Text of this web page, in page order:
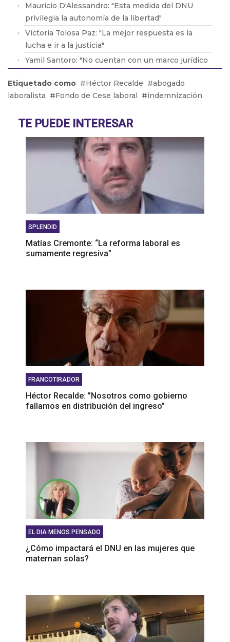
Mauricio D'Alessandro: "Esta medida del DNU
privilegia la autonomía de la libertad"
Victoria Tolosa Paz: "La mejor respuesta es la
lucha e ir a la justicia"
Yamil Santoro: "No cuentan con un marco jurídico
Mario Vacca: "Las empresas llegan a esta
situación donde no lo pueden sostener"
los bolsillos"
Etiquetado como Héctor Recalde
abogado
laboralista
Fondo de Cese laboral indemnización
TE PUEDE INTERESAR
SPLENDID
Matías Cremonte: “La reforma laboral es
sumamente regresiva”
FRANCOTIRADOR
Héctor Recalde: "Nosotros como gobierno
fallamos en distribución del ingreso”
EL DIA MENOS PENSADO
¿Cómo impactará el DNU en las mujeres que
maternan solas?